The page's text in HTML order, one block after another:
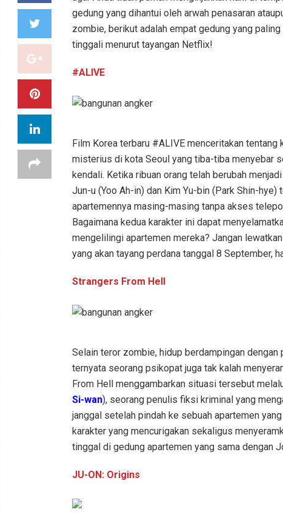
gedung yang dihantui oleh arwah penasaran
zombie, berikut adalah empat gedung yang
tinggali menurut tayangan Netflix!
#ALIVE
Film Korea terbaru #ALIVE menceritakan tentang
misterius di kota Seoul yang tiba-tiba menyebar
kendali. Ketika ribuan orang telah berubah
Jun-u (Yoo Ah-in) dan Kim Yu-bin (Park Shin-hye)
apartemennya masing-masing tanpa akses
Bagaimana kedua karakter ini dapat
mengelilingi apartemen mereka? Jangan
yang akan tayang perdana tanggal 8 September,
Strangers From Hell
Selain teror zombie, hidup berdampingan dengan
ternyata seorang psikopat juga tak kalah
From Hell menggambarkan situasi tersebut
Si-wan), seorang penulis fiksi kriminal yang
janggal setelah pindah ke sebuah apartemen
karakter yang mencurigakan sekaligus
tinggal di gedung apartemen yang sama dengan
JU-ON: Origins